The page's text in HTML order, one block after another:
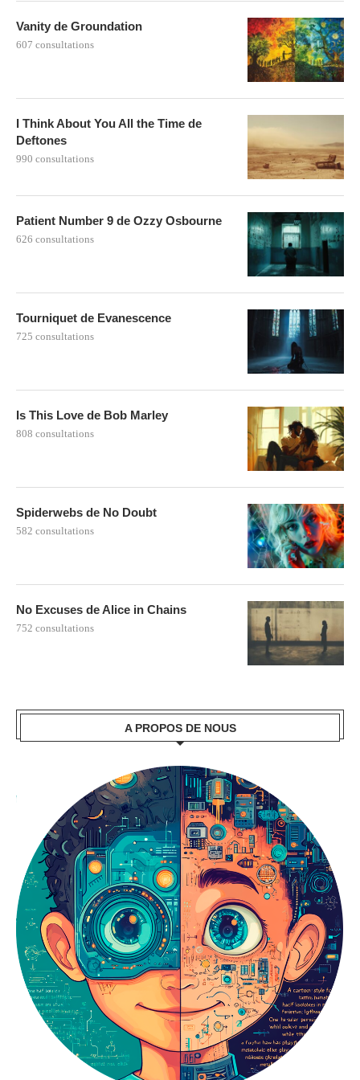
Vanity de Groundation
607 consultations
I Think About You All the Time de
Deftones
990 consultations
Patient Number 9 de Ozzy Osbourne
626 consultations
Tourniquet de Evanescence
725 consultations
Is This Love de Bob Marley
808 consultations
Spiderwebs de No Doubt
582 consultations
No Excuses de Alice in Chains
752 consultations
A PROPOS DE NOUS